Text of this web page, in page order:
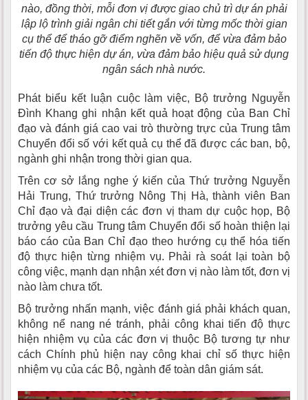
nào, đồng thời, mỗi đơn vị được giao chủ trì dự án phải
lập lộ trình giải ngân chi tiết gắn với từng mốc thời gian
cụ thể để tháo gỡ điểm nghẽn về vốn, để vừa đảm bảo
tiến độ thực hiện dự án, vừa đảm bảo hiệu quả sử dụng
ngân sách nhà nước.
Phát biểu kết luận cuộc làm việc, Bộ trưởng Nguyễn
Đình Khang ghi nhận kết quả hoạt động của Ban Chỉ
đạo và đánh giá cao vai trò thường trực của Trung tâm
Chuyển đổi số với kết quả cụ thể đã được các ban, bộ,
ngành ghi nhận trong thời gian qua.
Trên cơ sở lắng nghe ý kiến của Thứ trưởng Nguyễn
Hải Trung, Thứ trưởng Nông Thị Hà, thành viên Ban
Chỉ đạo và đại diện các đơn vị tham dự cuộc họp, Bộ
trưởng yêu cầu Trung tâm Chuyển đổi số hoàn thiện lại
báo cáo của Ban Chỉ đạo theo hướng cụ thể hóa tiến
độ thực hiện từng nhiệm vụ. Phải rà soát lại toàn bộ
công việc, mạnh dạn nhận xét đơn vị nào làm tốt, đơn vị
nào làm chưa tốt.
Bộ trưởng nhấn mạnh, việc đánh giá phải khách quan,
không nể nang né tránh, phải công khai tiến độ thực
hiện nhiệm vụ của các đơn vị thuộc Bộ tương tự như
cách Chính phủ hiện nay công khai chỉ số thực hiện
nhiệm vụ của các Bộ, ngành để toàn dân giám sát.